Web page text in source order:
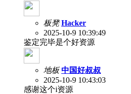
板凳 Hacker
2025-10-9 10:39:49
鉴定完毕是个好资源
地板 中国好叔叔
2025-10-9 10:43:03
感谢这个i资源